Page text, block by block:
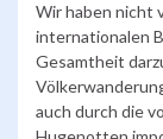
Wir haben nicht
internationalen
Gesamtheit
auch durch die